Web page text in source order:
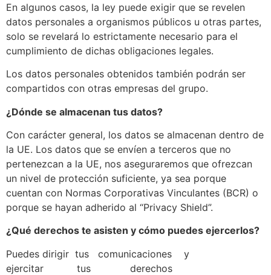
En algunos casos, la ley puede exigir que se revelen
datos personales a organismos públicos u otras partes,
solo se revelará lo estrictamente necesario para el
cumplimiento de dichas obligaciones legales.
Los datos personales obtenidos también podrán ser
compartidos con otras empresas del grupo.
¿Dónde se almacenan tus datos?
Con carácter general, los datos se almacenan dentro de
la UE. Los datos que se envíen a terceros que no
pertenezcan a la UE, nos aseguraremos que ofrezcan
un nivel de protección suficiente, ya sea porque
cuentan con Normas Corporativas Vinculantes (BCR) o
porque se hayan adherido al “Privacy Shield”.
¿Qué derechos te asisten y cómo puedes ejercerlos?
Puedes dirigir tus comunicaciones y
ejercitar tus derechos